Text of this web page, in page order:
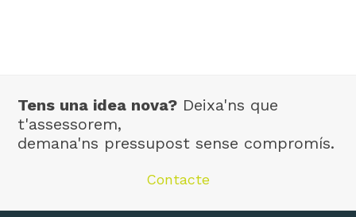
Tens una idea nova? Deixa'ns que
t'assessorem,
demana'ns pressupost sense compromís.
Contacte